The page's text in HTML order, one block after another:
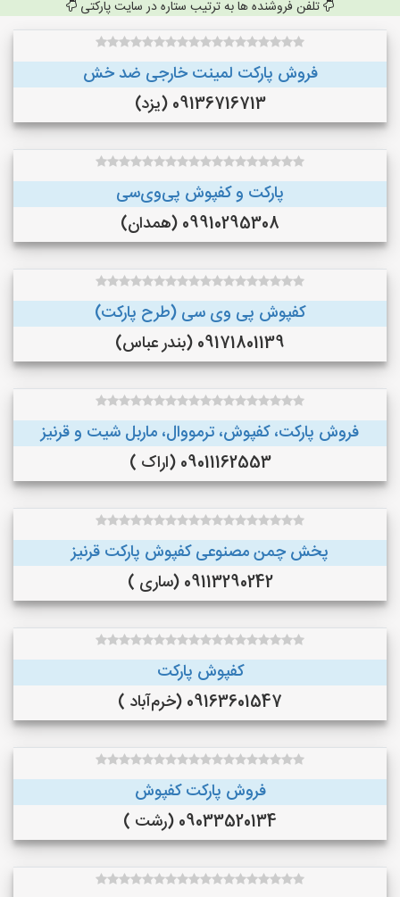
تلفن فروشنده ها به ترتیب ستاره در سایت پارکتی
فروش پارکت لمینت خارجی ضد خش
09136716713 (یزد)
پارکت و کفپوش پی‌وی‌سی
09910295308 (همدان)
کفپوش پی وی سی (طرح پارکت)
09171801139 (بندر عباس)
فروش پارکت، کفپوش، ترمووال، ماربل شیت و قرنیز
09011162553 (اراک )
پخش چمن مصنوعی کفپوش پارکت قرنیز
09113290242 (ساری )
کفپوش پارکت
09163601547 (خرم‌آباد )
فروش پارکت کفپوش
09033520134 (رشت )